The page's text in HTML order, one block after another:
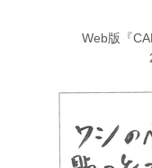
Web版『